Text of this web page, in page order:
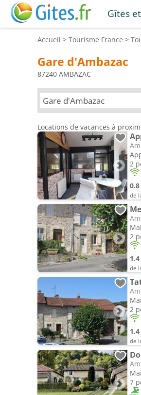
Gîtes
Accueil > Tourisme France >
Gare d'Ambazac
87240 AMBAZAC
Locations de vacances à
2
de
2
de
2
de
7